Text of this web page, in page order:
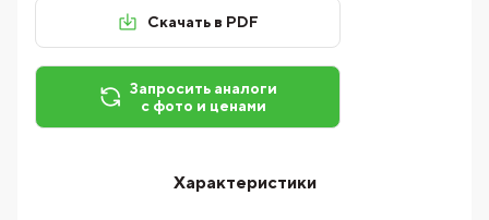
Скачать в PDF
Запросить аналоги
с фото и ценами
Характеристики